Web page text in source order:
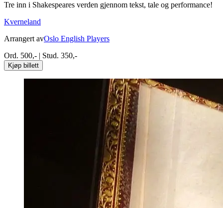
Tre inn i Shakespeares verden gjennom tekst, tale og performance!
Kverneland
Arrangert avOslo English Players
Ord. 500,- | Stud. 350,-
Kjøp billett